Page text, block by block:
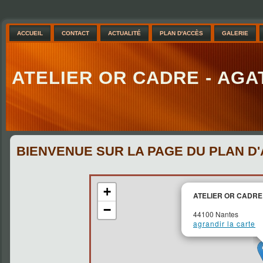
ACCUEIL CONTACT ACTUALITÉ PLAN D'ACCÈS GALERIE
ATELIER OR CADRE -
BIENVENUE SUR LA PAGE DU PLAN
ATELIER OR
44100 Nantes
agrandir la carte
+
−